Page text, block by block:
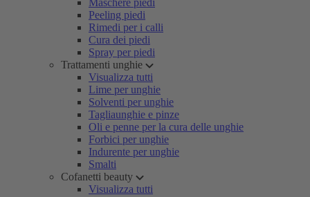
Maschere piedi
Peeling piedi
Rimedi per i calli
Cura dei piedi
Spray per piedi
Trattamenti unghie
Visualizza tutti
Lime per unghie
Solventi per unghie
Tagliaunghie e pinze
Oli e penne per la cura delle unghie
Forbici per unghie
Indurente per unghie
Smalti
Cofanetti beauty
Visualizza tutti